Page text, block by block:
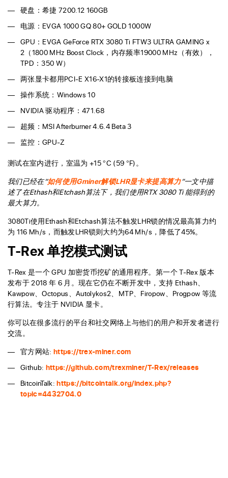
硬盘：希捷 7200.12 160GB
电源：EVGA 1000 GQ 80+ GOLD 1000W
GPU：EVGA GeForce RTX 3080 Ti FTW3 ULTRA GAMING x
2（1800 MHz Boost Clock，内存频率19000 MHz（有效），
TPD：350 W）
两张显卡都用PCI-E X16-X1的转接板连接到电脑
操作系统：Windows 10
NVIDIA 驱动程序：471.68
超频：MSI Afterburner 4.6.4 Beta 3
监控：GPU-Z
测试在室内进行，室温为 +15 °C (59 °F)。
我们已经在“如何使用Gminer解锁LHR显卡来提高算力”一文中描
述了在Ethash和Etchash算法下，我们使用RTX 3080 Ti 能得到的
最大算力。
3080Ti使用Ethash和Etchash算法不触发LHR锁的情况最高算力约
为 116 Mh/s，而触发LHR锁则大约为64 Mh/s，降低了45%。
T-Rex 单挖模式测试
T-Rex 是一个 GPU 加密货币挖矿的通用程序。第一个 T-Rex 版本
发布于 2018 年 6 月。现在它仍在不断开发中，支持 Ethash、
Kawpow、Octopus、Autolykos2、MTP、Firopow、Progpow 等流
行算法。专注于 NVIDIA 显卡。
你可以在很多流行的平台和社交网络上与他们的用户和开发者进行
交流。
官方网站:https://trex-miner.com
Github: https://github.com/trexminer/T-Rex/releases
BitcoinTalk:https://bitcointalk.org/index.php?
topic=4432704.0